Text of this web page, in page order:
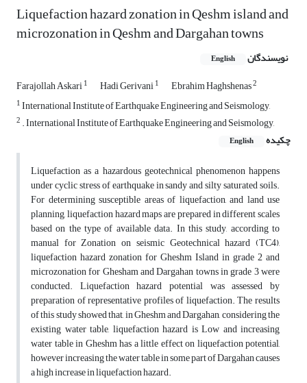
Liquefaction hazard zonation in Qeshm island and
microzonation in Qeshm and Dargahan towns
نویسندگان English
Farajollah Askari1 Hadi Gerivani1 Ebrahim Haghshenas2
1International Institute of Earthquake Engineering and Seismology,
2 . International Institute of Earthquake Engineering and Seismology,
چکیده
English
Liquefaction as a hazardous geotechnical phenomenon happens
under cyclic stress of earthquake in sandy and silty saturated soils.
For determining susceptible areas of liquefaction, and land use
planning, liquefaction hazard maps are prepared in different scales
based on the type of available data. In this study, according to
manual for Zonation on seismic Geotechnical hazard (TC4),
liquefaction hazard zonation for Gheshm Island in grade 2 and
microzonation for Ghesham and Dargahan towns in grade 3 were
conducted. Liquefaction hazard potential was assessed by
preparation of representative profiles of liquefaction. The results
of this study showed that, in Gheshm and Dargahan, considering the
existing water table, liquefaction hazard is Low and increasing
water table in Gheshm has a little effect on liquefaction potential,
however increasing the water table in some part of Dargahan causes
a high increase in liquefaction hazard.